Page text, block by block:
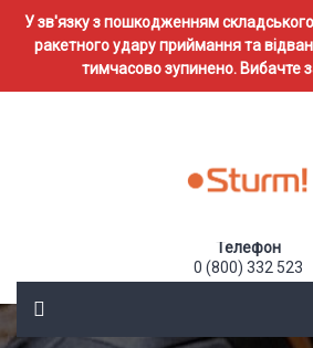
У зв'язку з пошкодженням
ракетного удару приймання та
тимчасово зупинено. Вибачте
Телефон
0 (800) 332 523